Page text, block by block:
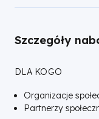
Szczegóły
DLA KOGO
Organizacje
Partnerzy